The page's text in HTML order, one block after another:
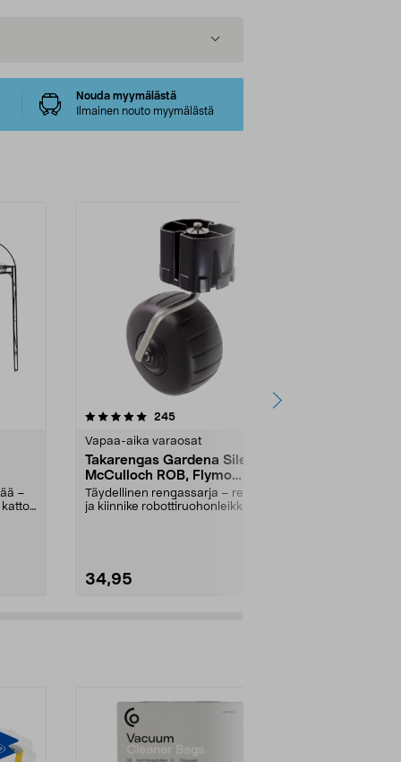
Nouda myymälästä
Ilmainen nouto myymälästä
–
245arvostelut
Vapaa-aika varaosat
Takarengas Gardena Sileno,
McCulloch ROB, Flymo
Easilife
Täydellinen rengassarja – rengas
ja kiinnike robottiruohonleikkuriin.
34,95
5.0 viidestä